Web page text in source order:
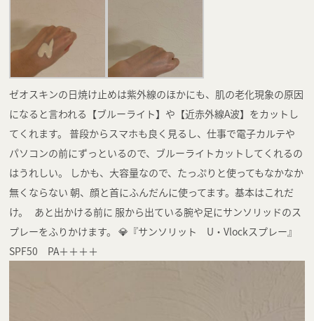
ゼオスキンの日焼け止めは紫外線のほかにも、肌の老化現象の原因
になると言われる【ブルーライト】や【近赤外線A波】をカットし
てくれます。 普段からスマホも良く見るし、仕事で電子カルテや
パソコンの前にずっといるので、ブルーライトカットしてくれるの
はうれしい。 しかも、大容量なので、たっぷりと使ってもなかなか
無くならない 朝、顔と首にふんだんに使ってます。基本はこれだ
け。 あと出かける前に 服から出ている腕や足にサンソリッドのス
プレーをふりかけます。 💎『サンソリット U・Vlockスプレー』
SPF50 PA＋＋＋＋